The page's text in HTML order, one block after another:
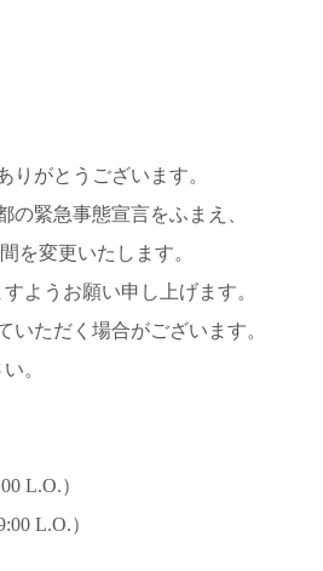
りがとうございます。
緊急事態宣言をふまえ、
を変更いたします。
ようお願い申し上げます。
ただく場合がございます。
。
L.O.）
L.O.）